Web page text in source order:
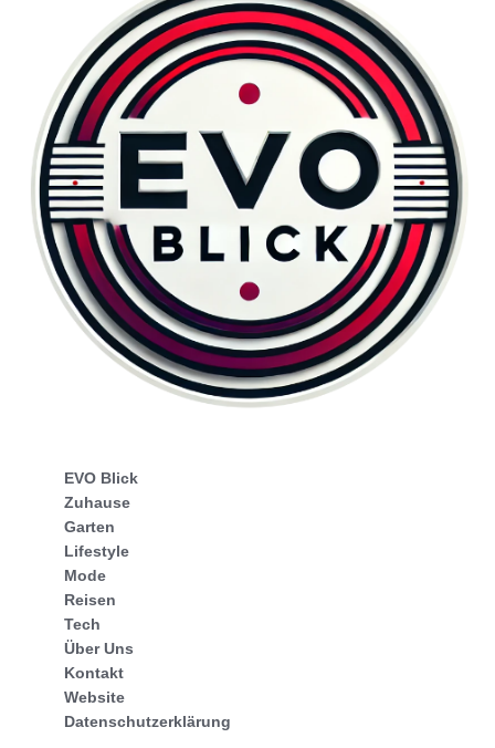
EVO Blick
Zuhause
Garten
Lifestyle
Mode
Reisen
Tech
Über Uns
Kontakt
Website
Datenschutzerklärung